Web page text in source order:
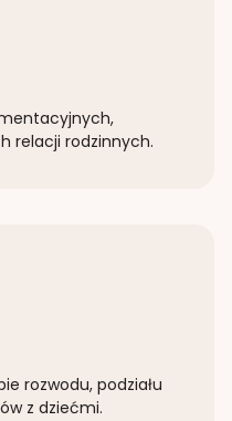
relacji rodzinnych.
rozwodu, podziału
z dziećmi.